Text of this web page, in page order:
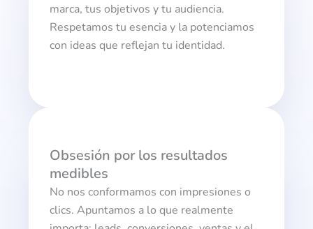
marca, tus objetivos y tu audiencia.
Respetamos tu esencia y la potenciamos
con ideas que reflejan tu identidad.
Obsesión por los resultados
medibles
No nos conformamos con impresiones o
clics. Apuntamos a lo que realmente